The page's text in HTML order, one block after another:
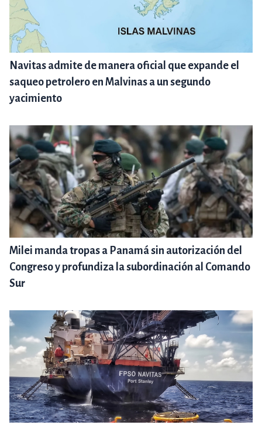
Navitas admite de manera oficial que expande el
saqueo petrolero en Malvinas a un segundo
yacimiento
Milei manda tropas a Panamá sin autorización del
Congreso y profundiza la subordinación al Comando
Sur